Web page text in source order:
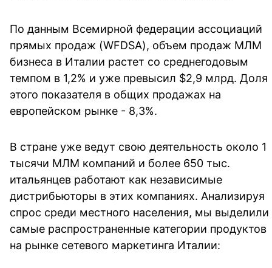
По данным Всемирной федерации ассоциаций
прямых продаж (WFDSA), объем продаж МЛМ
бизнеса в Италии растет со среднегодовым
темпом в 1,2% и уже превысил $2,9 млрд. Доля
этого показателя в общих продажах на
европейском рынке - 8,3%.
В стране уже ведут свою деятельность около 1
тысячи МЛМ компаний и более 650 тыс.
итальянцев работают как независимые
дистрибьюторы в этих компаниях. Анализируя
спрос среди местного населения, мы выделили
самые распространенные категории продуктов
на рынке сетевого маркетинга Италии: